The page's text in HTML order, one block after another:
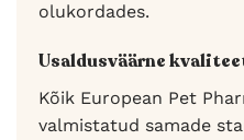
olukordades.
Usaldusväärne
Kõik European Pet
valmistatud samade